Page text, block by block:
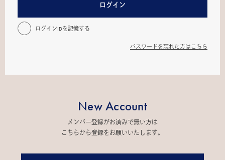
ログイン
ログインIDを記憶する
パスワードを忘れた方はこちら
New Account
メンバー登録がお済みで無い方は
こちらから登録をお願いいたします。